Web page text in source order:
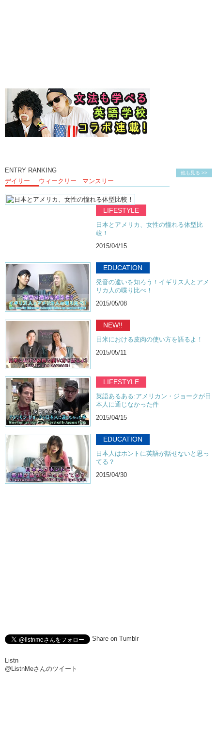
他も見る >>
ENTRY RANKING
デイリー
ウィークリー マンスリー
LIFESTYLE
日本とアメリカ、女性の憧れる体型比
較！
2015/04/15
EDUCATION
発音の違いを知ろう！イギリス人とアメ
リカ人の喋り比べ！
2015/05/08
NEW!!
日米における皮肉の使い方を語るよ！
2015/05/11
LIFESTYLE
英語あるある:アメリカン・ジョークが日
本人に通じなかった件
2015/04/15
EDUCATION
日本人はホントに英語が話せないと思っ
てる？
2015/04/30
Share on Tumblr
Listn
@ListnMeさんのツイート